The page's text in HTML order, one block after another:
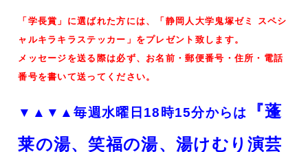
「学長賞」に選ばれた方には、「静岡人大学鬼塚ゼミ スペシ
ャルキラキラステッカー」をプレゼント致します。
メッセージを送る際は必ず、お名前・郵便番号・住所・電話
番号を書いて送ってください。
▼▲▼▲毎週水曜日18時15分からは
『蓬
莱の湯、笑福の湯、湯けむり演芸